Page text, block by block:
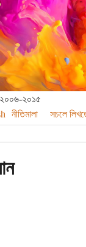
২০০৬-২০১৫
নীতিমালা সচলে